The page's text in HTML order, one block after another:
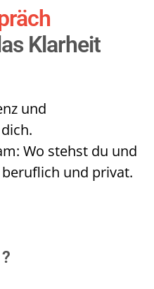
Klarheit
dich.
Wo stehst du
beruflich und privat.